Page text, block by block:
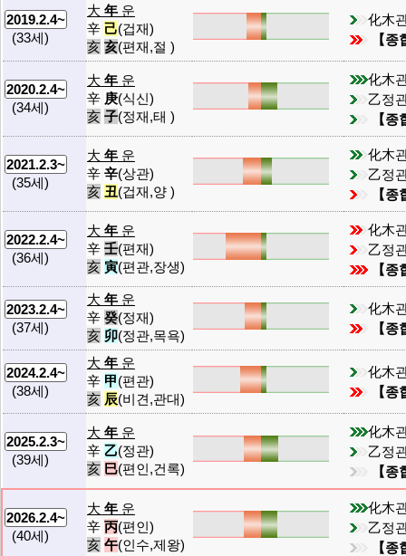
2019.2.4~
(33세)
大 年 운
辛 己(겁재)
亥 亥(편재,절 )
化木
【종
2020.2.4~
(34세)
大 年 운
辛 庚(식신)
亥 子(정재,태 )
化木
乙정
【종
2021.2.3~
(35세)
大 年 운
辛 辛(상관)
亥 丑(겁재,양 )
化木
乙정
【종
2022.2.4~
(36세)
大 年 운
辛 壬(편재)
亥 寅(편관,장생)
化木
乙정
【종
2023.2.4~
(37세)
大 年 운
辛 癸(정재)
亥 卯(정관,목욕)
化木
【종
2024.2.4~
(38세)
大 年 운
辛 甲(편관)
亥 辰(비견,관대)
化木
【종
2025.2.3~
(39세)
大 年 운
辛 乙(정관)
亥 巳(편인,건록)
化木
乙정
【종
2026.2.4~
(40세)
大 年 운
辛 丙(편인)
亥 午(인수,제왕)
化木
乙정
【종